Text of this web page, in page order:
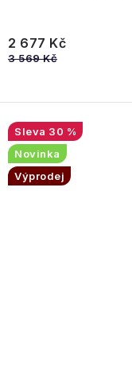
2 677 Kč
3 569 Kč
30 %
Novinka
Výprodej